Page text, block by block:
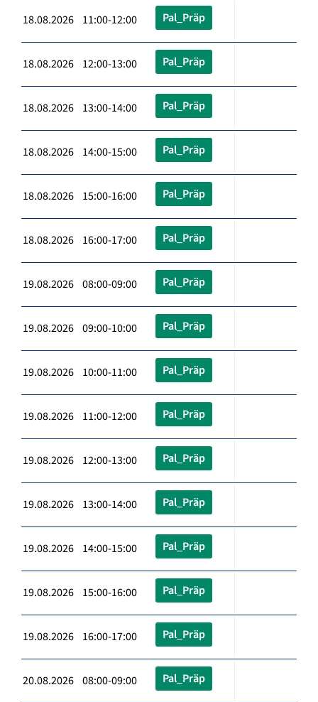
18.08.2026 11:00-12:00 Pal_Präp
18.08.2026 12:00-13:00 Pal_Präp
18.08.2026 13:00-14:00 Pal_Präp
18.08.2026 14:00-15:00 Pal_Präp
18.08.2026 15:00-16:00 Pal_Präp
18.08.2026 16:00-17:00 Pal_Präp
19.08.2026 08:00-09:00 Pal_Präp
19.08.2026 09:00-10:00 Pal_Präp
19.08.2026 10:00-11:00 Pal_Präp
19.08.2026 11:00-12:00 Pal_Präp
19.08.2026 12:00-13:00 Pal_Präp
19.08.2026 13:00-14:00 Pal_Präp
19.08.2026 14:00-15:00 Pal_Präp
19.08.2026 15:00-16:00 Pal_Präp
19.08.2026 16:00-17:00 Pal_Präp
20.08.2026 08:00-09:00 Pal_Präp